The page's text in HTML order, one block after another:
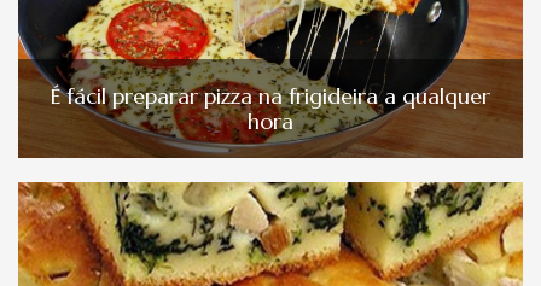
É fácil preparar pizza na frigideira a qualquer
hora